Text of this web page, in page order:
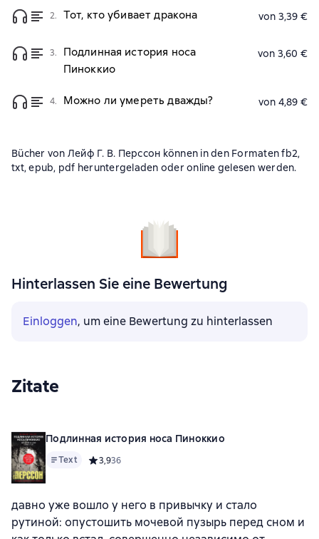
2. Тот, кто убивает дракона von 3,39 €
3.
Подлинная история носа
Пиноккио
von 3,60 €
4. Можно ли умереть дважды? von 4,89 €
Bücher von Лейф Г. В. Перссон können in den Formaten fb2,
txt, epub, pdf heruntergeladen oder online gelesen werden.
Hinterlassen Sie eine Bewertung
Einloggen, um eine Bewertung zu hinterlassen
Zitate
Подлинная история носа Пиноккио
Text Средний рейтинг 3,9 на основе 36 оценок
3,936
давно уже вошло у него в привычку и стало
рутиной: опустошить мочевой пузырь перед сном и